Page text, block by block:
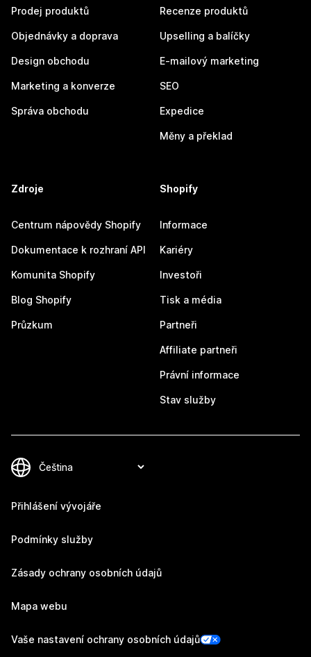
Prodej produktů
Objednávky a doprava
Design obchodu
Marketing a konverze
Správa obchodu
Recenze produktů
Upselling a balíčky
E-mailový marketing
SEO
Expedice
Měny a překlad
Zdroje
Centrum nápovědy Shopify
Dokumentace k rozhraní API
Komunita Shopify
Blog Shopify
Průzkum
Shopify
Informace
Kariéry
Investoři
Tisk a média
Partneři
Affiliate partneři
Právní informace
Stav služby
Přihlášení vývojáře
Podmínky služby
Zásady ochrany osobních údajů
Mapa webu
Vaše nastavení ochrany osobních údajů